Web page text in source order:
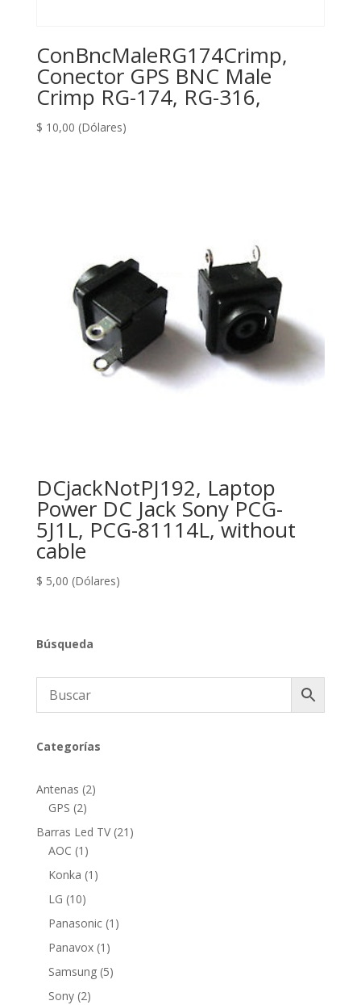
ConBncMaleRG174Crimp,
Conector GPS BNC Male
Crimp RG-174, RG-316,
$ 10,00 (Dólares)
DCjackNotPJ192, Laptop
Power DC Jack Sony PCG-
5J1L, PCG-81114L, without
cable
$ 5,00 (Dólares)
Búsqueda
Categorías
Antenas 22
GPS 22
productos
Barras Led TV 21 21
AOC 1 1
producto
Konka 1 1
LG 1010
productos
Panasonic 1 1
Panavox 1 1
producto
Samsung 55
Sony 22